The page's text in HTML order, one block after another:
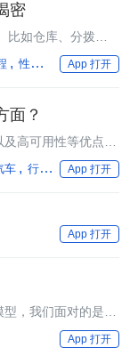
密
如仓库、分拨中
有自己的信息系
地，那如何基于自
构师赵玉开向
性能优化 中间件
App 打开
面？
高可用性等优点的
环节带来了很大的挑
该注意哪些方面？
车 行业深度 App 打开
App 打开
，我们面对的是现
App 打开